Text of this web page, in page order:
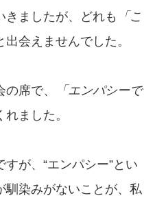
きましたが、どれも
「こ
出会えませんでした。
席で、
「エンパシーで
れました。
が、“エンパシー”とい
馴染みがないことが、私